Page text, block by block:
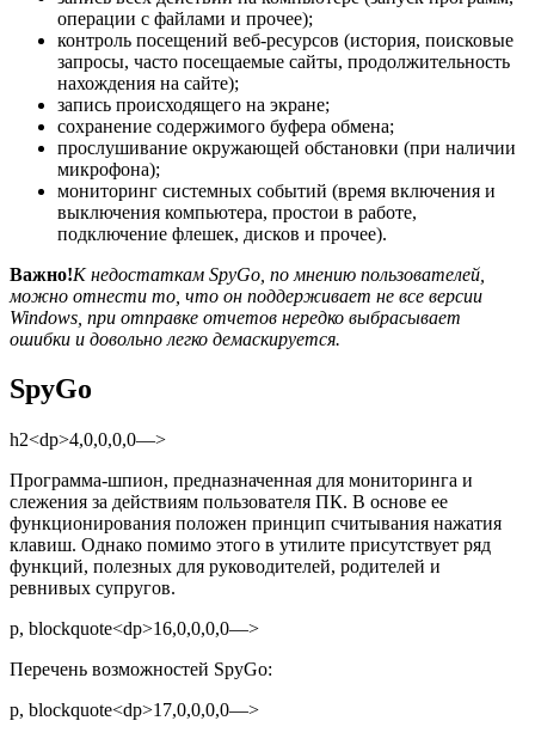
операции с файлами и прочее);
контроль посещений веб-ресурсов (история, поисковые
запросы, часто посещаемые сайты, продолжительность
нахождения на сайте);
запись происходящего на экране;
сохранение содержимого буфера обмена;
прослушивание окружающей обстановки (при наличии
микрофона);
мониторинг системных событий (время включения и
выключения компьютера, простои в работе,
подключение флешек, дисков и прочее).
Важно!К недостаткам SpyGo, по мнению пользователей,
можно отнести то, что он поддерживает не все версии
Windows, при отправке отчетов нередко выбрасывает
ошибки и довольно легко демаскируется.
SpyGo
h2<dp>4,0,0,0,0—>
Программа-шпион, предназначенная для мониторинга и
слежения за действиям пользователя ПК. В основе ее
функционирования положен принцип считывания нажатия
клавиш. Однако помимо этого в утилите присутствует ряд
функций, полезных для руководителей, родителей и
ревнивых супругов.
p, blockquote<dp>16,0,0,0,0—>
Перечень возможностей SpyGo:
p, blockquote<dp>17,0,0,0,0—>